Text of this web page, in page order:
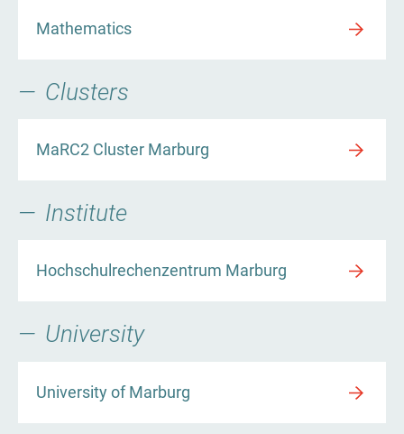
Mathematics
Clusters
MaRC2 Cluster Marburg
Institute
Hochschulrechenzentrum Marburg
University
University of Marburg